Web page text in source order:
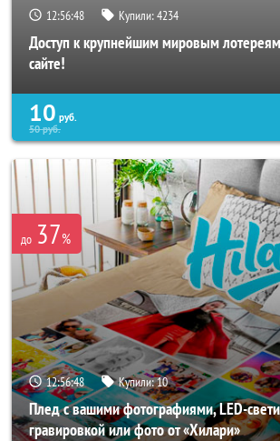
12:56:44 Купили:4234
Доступ к крупнейшим мировым
сайте!
10 руб.
50руб.
до 37%
12:56:44 Купили:10
Плед с вашими фотографиями, LED-
гравировкой или фото от «Хилари»